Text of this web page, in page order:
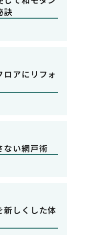
訣
ロアにリフォ
ない網戸術
新しくした体